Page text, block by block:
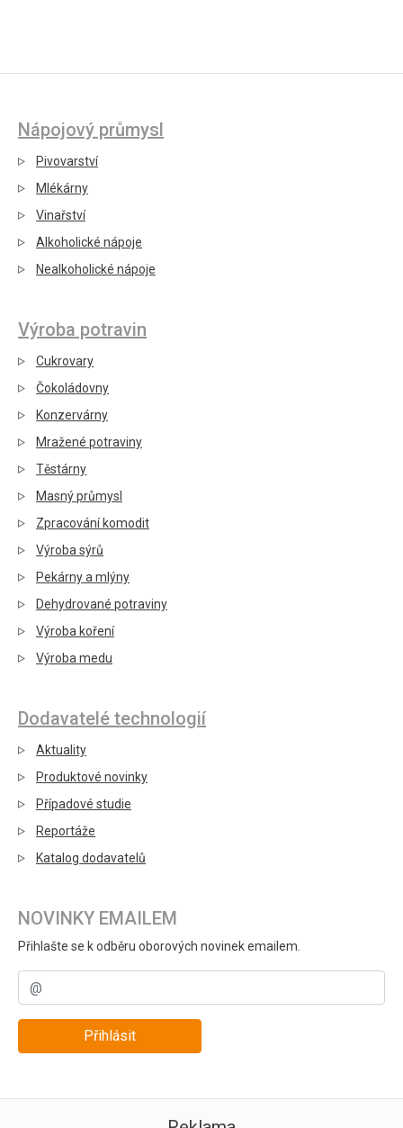
Nápojový průmysl
Pivovarství
Mlékárny
Vinařství
Alkoholické nápoje
Nealkoholické nápoje
Výroba potravin
Cukrovary
Čokoládovny
Konzervárny
Mražené potraviny
Těstárny
Masný průmysl
Zpracování komodit
Výroba sýrů
Pekárny a mlýny
Dehydrované potraviny
Výroba koření
Výroba medu
Dodavatelé technologií
Aktuality
Produktové novinky
Případové studie
Reportáže
Katalog dodavatelů
NOVINKY EMAILEM
Přihlašte se k odběru oborových novinek emailem.
Přihlásit